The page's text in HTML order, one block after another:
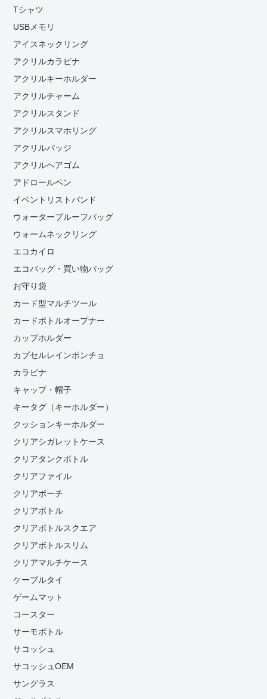
Tシャツ
USBメモリ
アイスネックリング
アクリルカラビナ
アクリルキーホルダー
アクリルチャーム
アクリルスタンド
アクリルスマホリング
アクリルバッジ
アクリルヘアゴム
アドロールペン
イベントリストバンド
ウォータープルーフバッグ
ウォームネックリング
エコカイロ
エコバッグ・買い物バッグ
お守り袋
カード型マルチツール
カードボトルオープナー
カップホルダー
カプセルレインポンチョ
カラビナ
キャップ・帽子
キータグ（キーホルダー）
クッションキーホルダー
クリアシガレットケース
クリアタンクボトル
クリアファイル
クリアポーチ
クリアボトル
クリアボトルスクエア
クリアボトルスリム
クリアマルチケース
ケーブルタイ
ゲームマット
コースター
サーモボトル
サコッシュ
サコッシュOEM
サングラス